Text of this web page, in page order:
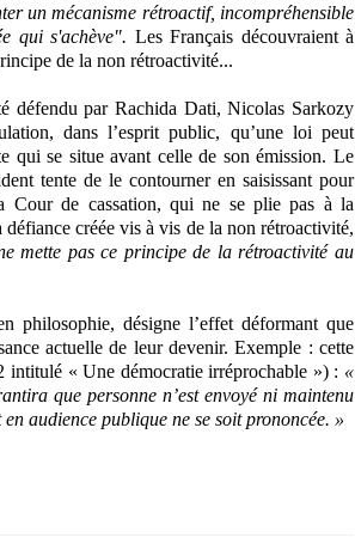
un mécanisme rétroactif, incompréhensible
qui s'achève". Les Français découvraient à
de la non rétroactivité...
défendu par Rachida Dati, Nicolas Sarkozy
dans l’esprit public, qu’une loi peut
qui se situe avant celle de son émission. Le
tente de le contourner en saisissant pour
Cour de cassation, qui ne se plie pas à la
créée vis à vis de la non rétroactivité,
mette pas ce principe de la rétroactivité au
philosophie, désigne l’effet déformant que
actuelle de leur devenir. Exemple : cette
intitulé « Une démocratie irréprochable ») : «
que personne n’est envoyé ni maintenu
audience publique ne se soit prononcée. »